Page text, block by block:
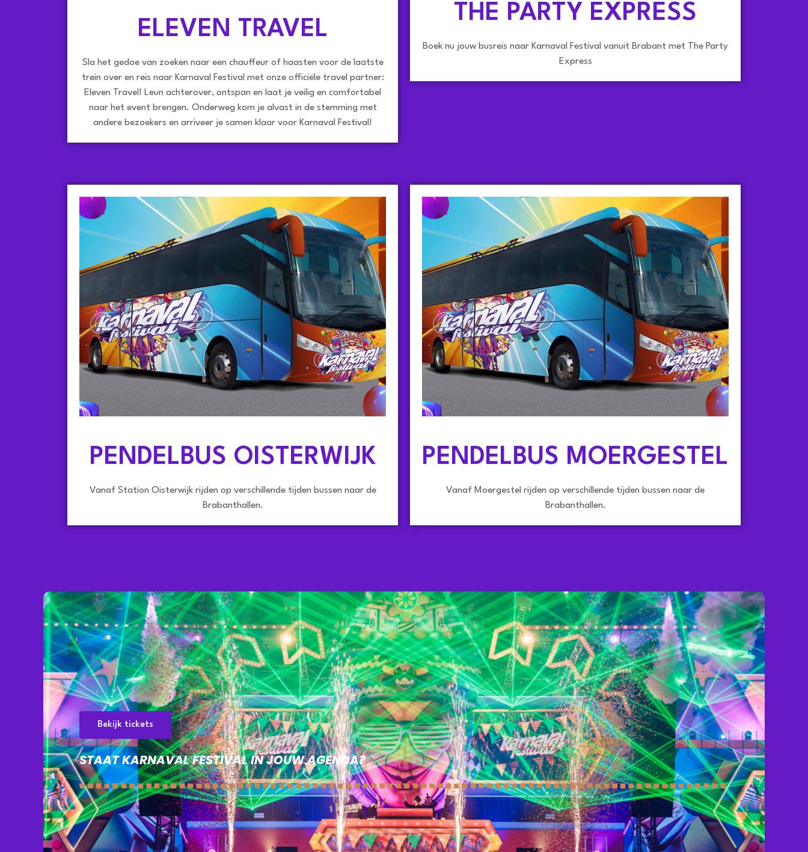
ELEVEN TRAVEL
Sla het gedoe van zoeken naar een chauffeur of haasten voor de laatste
trein over en reis naar Karnaval Festival met onze officiële travel partner:
Eleven Travel! Leun achterover, ontspan en laat je veilig en comfortabel
naar het event brengen. Onderweg kom je alvast in de stemming met
andere bezoekers en arriveer je samen klaar voor Karnaval Festival!
THE PARTY EXPRESS
Boek nu jouw busreis naar Karnaval Festival vanuit Brabant met The Party
Express
PENDELBUS OISTERWIJK
Vanaf Station Oisterwijk rijden op verschillende tijden bussen naar de
Brabanthallen.
PENDELBUS MOERGESTEL
Vanaf Moergestel rijden op verschillende tijden bussen naar de
Brabanthallen.
Bekijk tickets
STAAT KARNAVAL FESTIVAL IN JOUW AGENDA?